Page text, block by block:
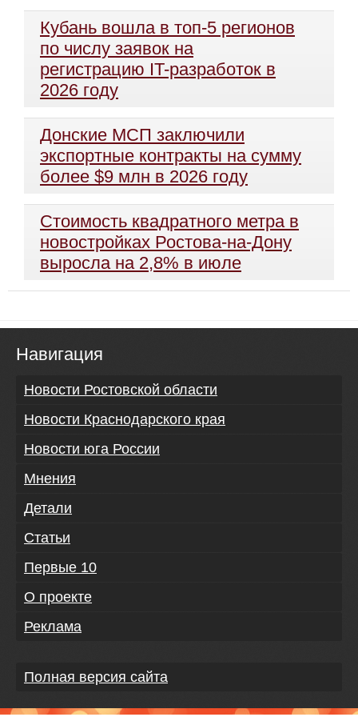
Кубань вошла в топ-5 регионов
по числу заявок на
регистрацию IT-разработок в
2026 году
Донские МСП заключили
экспортные контракты на сумму
более $9 млн в 2026 году
Стоимость квадратного метра в
новостройках Ростова-на-Дону
выросла на 2,8% в июле
Навигация
Новости Ростовской области
Новости Краснодарского края
Новости юга России
Мнения
Детали
Статьи
Первые 10
О проекте
Реклама
Полная версия сайта